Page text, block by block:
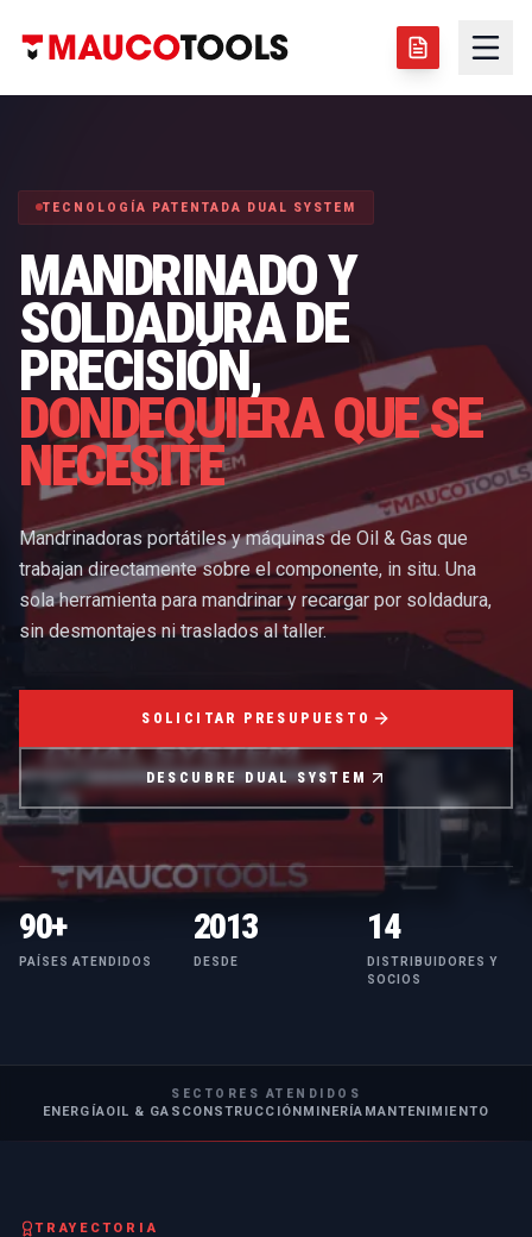
TECNOLOGÍA PATENTADA DUAL SYSTEM
MANDRINADO Y
SOLDADURA DE
PRECISIÓN,
DONDEQUIERA QUE SE
NECESITE
Mandrinadoras portátiles y máquinas de Oil & Gas que
trabajan directamente sobre el componente, in situ. Una
sola herramienta para mandrinar y recargar por soldadura,
sin desmontajes ni traslados al taller.
SOLICITAR PRESUPUESTO
DESCUBRE DUAL SYSTEM
PAÍSES ATENDIDOS
90+
DESDE
2013
DISTRIBUIDORES Y
SOCIOS
14
SECTORES ATENDIDOS
ENERGÍAOIL & GAS CONSTRUCCIÓNMINERÍA MANTENIMIENTO
TRAYECTORIA